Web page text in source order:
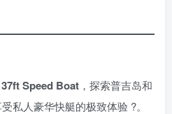
Speed Boat ，探索普吉岛和
私人豪华快艇的极致体验 ?。